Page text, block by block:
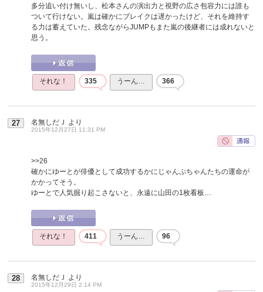
多分追い付け無いし、松本さんの演出力と視野の広さ包容力には誰も
ついて行けない。嵐は確かにブレイクは遅かったけど、それを維持す
る力は蓄えていた。残念ながらJUMPもまた嵐の後継者には成れないと
思う。
それな！ 335 うーん… 366
27 名無しだＪ より
2015年12月27日 11:31 PM
>>26
確かにゆーとが俳優として成功するかにじゃんぷちゃんたちの運命が
かかってそう。
ゆーとで人気掘り起こさないと、永遠に山田の1枚看板…
それな！ 411 うーん… 96
28 名無しだＪ より
2015年12月29日 2:14 PM